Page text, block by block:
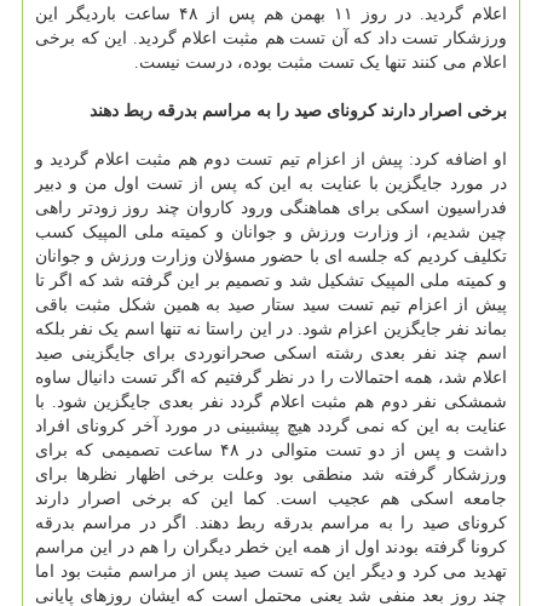
اعلام گردید. در روز ۱۱ بهمن هم پس از ۴۸ ساعت باردیگر این
ورزشکار تست داد که آن تست هم مثبت اعلام گردید. این که برخی
اعلام می کنند تنها یک تست مثبت بوده، درست نیست.
برخی اصرار دارند کرونای صید را به مراسم بدرقه ربط دهند
او اضافه کرد: پیش از اعزام تیم تست دوم هم مثبت اعلام گردید و
در مورد جایگزین با عنایت به این که پس از تست اول من و دبیر
فدراسیون اسکی برای هماهنگی ورود کاروان چند روز زودتر راهی
چین شدیم، از وزارت ورزش و جوانان و کمیته ملی المپیک کسب
تکلیف کردیم که جلسه ای با حضور مسؤلان وزارت ورزش و جوانان
و کمیته ملی المپیک تشکیل شد و تصمیم بر این گرفته شد که اگر تا
پیش از اعزام تیم تست سید ستار صید به همین شکل مثبت باقی
بماند نفر جایگزین اعزام شود. در این راستا نه تنها اسم یک نفر بلکه
اسم چند نفر بعدی رشته اسکی صحرانوردی برای جایگزینی صید
اعلام شد، همه احتمالات را در نظر گرفتیم که اگر تست دانیال ساوه
شمشکی نفر دوم هم مثبت اعلام گردد نفر بعدی جایگزین شود. با
عنایت به این که نمی گردد هیچ پیشبینی در مورد آخر کرونای افراد
داشت و پس از دو تست متوالی در ۴۸ ساعت تصمیمی که برای
ورزشکار گرفته شد منطقی بود وعلت برخی اظهار نظرها برای
جامعه اسکی هم عجیب است. کما این که برخی اصرار دارند
کرونای صید را به مراسم بدرقه ربط دهند. اگر در مراسم بدرقه
کرونا گرفته بودند اول از همه این خطر دیگران را هم در این مراسم
تهدید می کرد و دیگر این که تست صید پس از مراسم مثبت بود اما
چند روز بعد منفی شد یعنی محتمل است که ایشان روزهای پایانی